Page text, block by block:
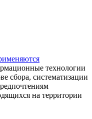
технологии
сбора, систематизации
на территории